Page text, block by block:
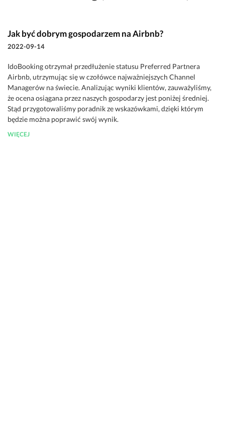
Jak być dobrym gospodarzem na Airbnb?
2022-09-14
IdoBooking otrzymał przedłużenie statusu Preferred Partnera
Airbnb, utrzymując się w czołówce najważniejszych Channel
Managerów na świecie. Analizując wyniki klientów, zauważyliśmy,
że ocena osiągana przez naszych gospodarzy jest poniżej średniej.
Stąd przygotowaliśmy poradnik ze wskazówkami, dzięki którym
będzie można poprawić swój wynik.
WIĘCEJ